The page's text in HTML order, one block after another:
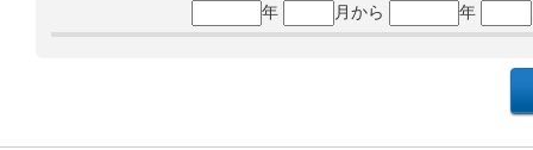
年
月から 年